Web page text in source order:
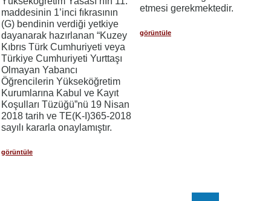
maddesinin 1’inci fıkrasının
(G) bendinin verdiği yetkiye
dayanarak hazırlanan “Kuzey
Kıbrıs Türk Cumhuriyeti veya
Türkiye Cumhuriyeti Yurttaşı
Olmayan Yabancı
Öğrencilerin Yükseköğretim
Kurumlarına Kabul ve Kayıt
Koşulları Tüzüğü”nü 19 Nisan
2018 tarih ve TE(K-I)365-2018
sayılı kararla onaylamıştır.
görüntüle
etmesi gerekmektedir.
görüntüle